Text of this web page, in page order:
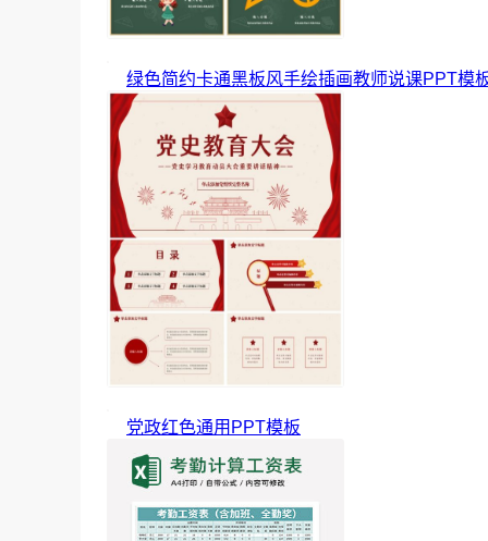
绿色简约卡通黑板风手绘插画教师说课PPT模
党政红色通用PPT模板